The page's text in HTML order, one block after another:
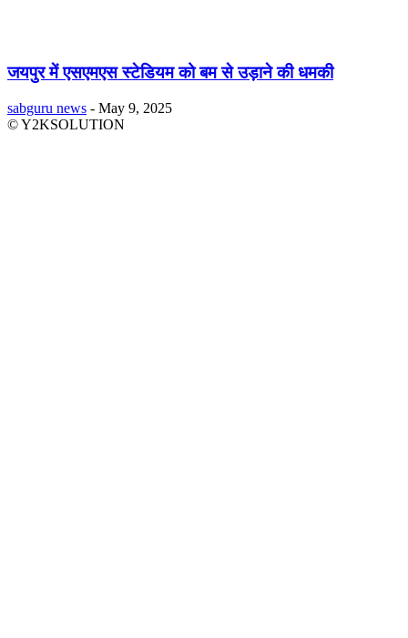
जयपुर में एसएमएस स्टेडियम को बम से उड़ाने की धमकी
sabguru news - May 9, 2025
© Y2KSOLUTION